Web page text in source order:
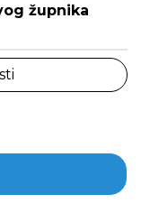
župnika